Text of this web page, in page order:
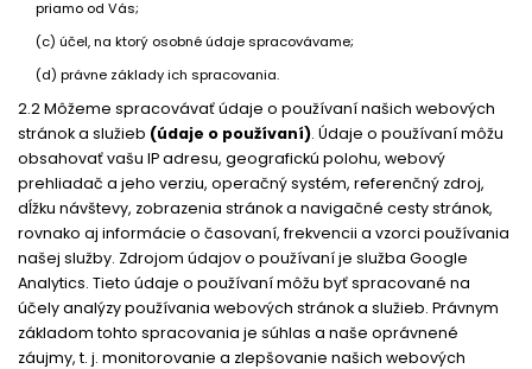
priamo od Vás;
(c) účel, na ktorý osobné údaje spracovávame;
(d) právne základy ich spracovania.
2.2 Môžeme spracovávať údaje o používaní našich webových
stránok a služieb (údaje o používaní). Údaje o používaní môžu
obsahovať vašu IP adresu, geografickú polohu, webový
prehliadač a jeho verziu, operačný systém, referenčný zdroj,
dĺžku návštevy, zobrazenia stránok a navigačné cesty stránok,
rovnako aj informácie o časovaní, frekvencii a vzorci používania
našej služby. Zdrojom údajov o používaní je služba Google
Analytics. Tieto údaje o používaní môžu byť spracované na
účely analýzy používania webových stránok a služieb. Právnym
základom tohto spracovania je súhlas a naše oprávnené
záujmy, t. j. monitorovanie a zlepšovanie našich webových